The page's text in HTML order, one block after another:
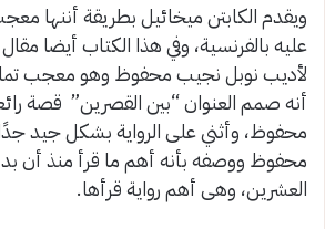
ويقدم الكابتن ميخائيل بطريقة أننها
عليه بالفرنسية، وفي هذا الكتاب أيضا
لأديب نوبل نجيب محفوظ وهو معجب
أنه صمم العنوان “بين القصرين” قصة
محفوظ، وأثني على الرواية بشكل جيد
محفوظ ووصفه بأنه أهم ما قرأ منذ أن بدأ
العشرين، وهى أهم رواية قرأها.